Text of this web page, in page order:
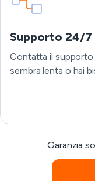
Supporto 24/7
Contatta il supporto
sembra lenta o hai
Garanzia